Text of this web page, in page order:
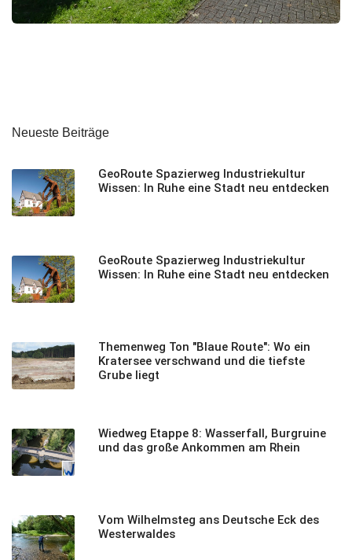
Neueste Beiträge
GeoRoute Spazierweg Industriekultur
Wissen: In Ruhe eine Stadt neu entdecken
GeoRoute Spazierweg Industriekultur
Wissen: In Ruhe eine Stadt neu entdecken
Themenweg Ton "Blaue Route": Wo ein
Kratersee verschwand und die tiefste
Grube liegt
Wiedweg Etappe 8: Wasserfall, Burgruine
und das große Ankommen am Rhein
Vom Wilhelmsteg ans Deutsche Eck des
Westerwaldes